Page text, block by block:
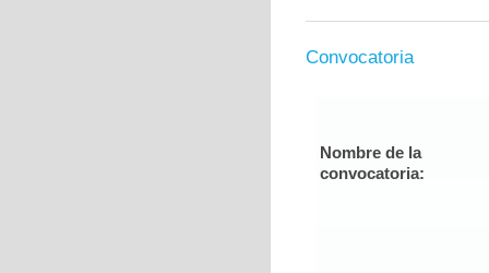
Convocatoria
Nombre de la
convocatoria: